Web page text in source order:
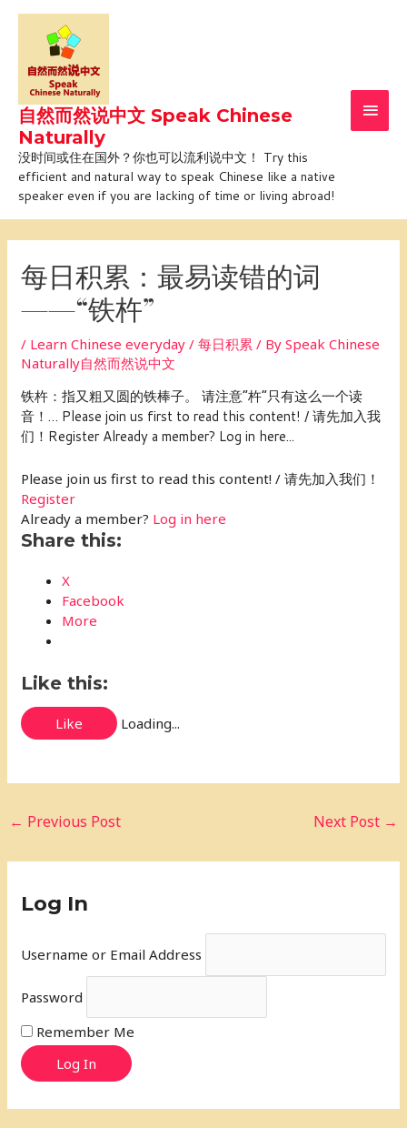
Skip
content
自然而然说中文 Speak Chinese
Naturally
没时间或住在国外？你也可以流利说中文！ Try this
efficient and natural way to speak Chinese like a native
speaker even if you are lacking of time or living abroad!
每日积累：最易读错的词
——“铁杵”
/ Learn Chinese everyday / 每日积累 / BySpeak Chinese
Naturally自然而然说中文
铁杵：指又粗又圆的铁棒子。 请注意“杵”只有这么一个读
音！… Please join us first to read this content! / 请先加入我
们！Register Already a member? Log in here...
Please join us first to read this content! / 请先加入我们！
Register
Already a member? Log in here
Share this:
X
Facebook
More
Like this:
Like Loading...
← Previous Post Next Post →
Log In
Username or Email Address
Password
Remember Me
Log In